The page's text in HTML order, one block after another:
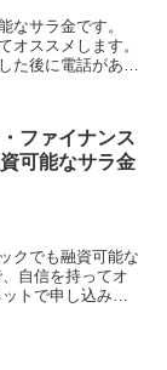
なサラ金です。
オススメします。
た後に電話があ
ファイナンス
可能なサラ金
クでも融資可能な
自信を持ってオ
トで申し込みし